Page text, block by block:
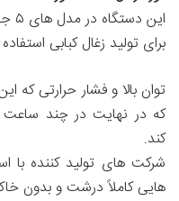
برای تولید زغال کبابی
توان بالا و فشار حرارتی
که در نهایت در چند ساعت
کند.
شرکت های تولید کننده با
هایی کاملاً درشت و بدون